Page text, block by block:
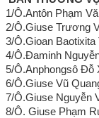
1/Ô.Antôn Phạm
2/Ô.Giuse Trương
3/Ô.Gioan
4/Ô.Đaminh
5/Ô.Anphongsô Đỗ
6/Ô.Giuse Vũ
7/Ô.Giuse Nguyễn
8/Ô. Giuse Phạm